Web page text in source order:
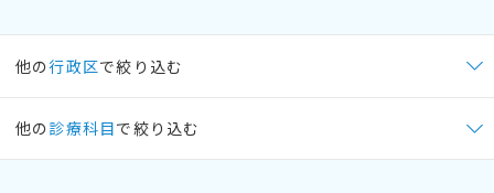
他の行政区で絞り込む
他の 診療科目で絞り込む